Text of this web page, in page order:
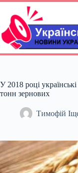
Перейти
вмісту
У 2018 році
тонн зернових
Тимофій